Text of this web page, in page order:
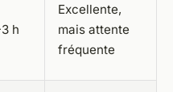
h
Excellente,
mais attente
fréquente